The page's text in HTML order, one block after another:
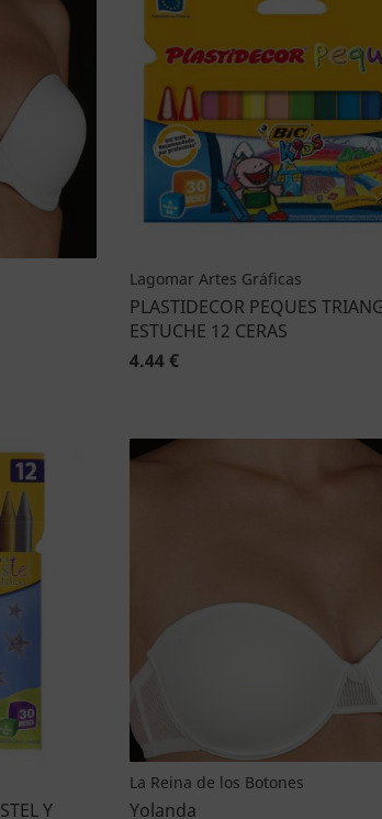
Lagomar Artes Gráficas
PLASTIDECOR PEQUES
ESTUCHE 12 CERAS
4.44 €
Y
La Reina de los Botones
Yolanda